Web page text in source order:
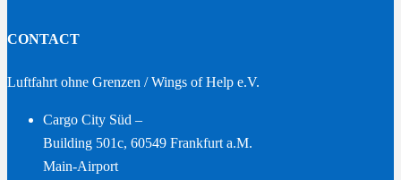
CONTACT
Luftfahrt ohne Grenzen / Wings of Help e.V.
Cargo City Süd –
Building 501c, 60549 Frankfurt a.M.
Main-Airport